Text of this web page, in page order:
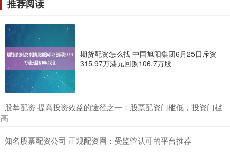
推荐阅读
期货配资怎么找 中国旭阳集团6月25日斥资
315.97万港元回购106.7万股
​股莘配资 提高投资效益的途径之一：股票配资门槛低，投资门槛
高
​知名股票配资公司 正规配资网：受监管认可的平台推荐